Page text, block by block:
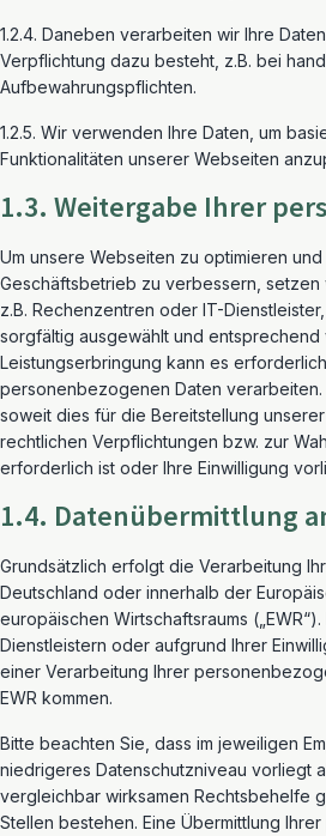
1.2.4. Daneben verarbeiten wir Ihre
Verpflichtung dazu besteht, z.B. bei
Aufbewahrungspflichten.
1.2.5. Wir verwenden Ihre Daten, um
Funktionalitäten unserer Webseiten
1.3. Weitergabe Ihrer
Um unsere Webseiten zu optimieren
Geschäftsbetrieb zu verbessern,
z.B. Rechenzentren oder IT-
sorgfältig ausgewählt und
Leistungserbringung kann es
personenbezogenen Daten
soweit dies für die Bereitstellung
rechtlichen Verpflichtungen bzw. zur
erforderlich ist oder Ihre Einwilligung
1.4. Datenübermittlung
Grundsätzlich erfolgt die Verarbeitung
Deutschland oder innerhalb der
europäischen Wirtschaftsraums
Dienstleistern oder aufgrund Ihrer
einer Verarbeitung Ihrer
EWR kommen.
Bitte beachten Sie, dass im jeweiligen
niedrigeres Datenschutzniveau vorliegt
vergleichbar wirksamen Rechtsbehelfe
Stellen bestehen. Eine Übermittlung